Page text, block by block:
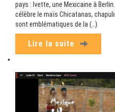
pays : Ivette, une Mexicaine à
célèbre le maïs Chicatanas,
sont emblématiques de la (…)
Lire la suite